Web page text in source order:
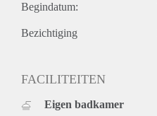
Begindatum:
Bezichtiging
FACILITEITEN
Eigen badkamer